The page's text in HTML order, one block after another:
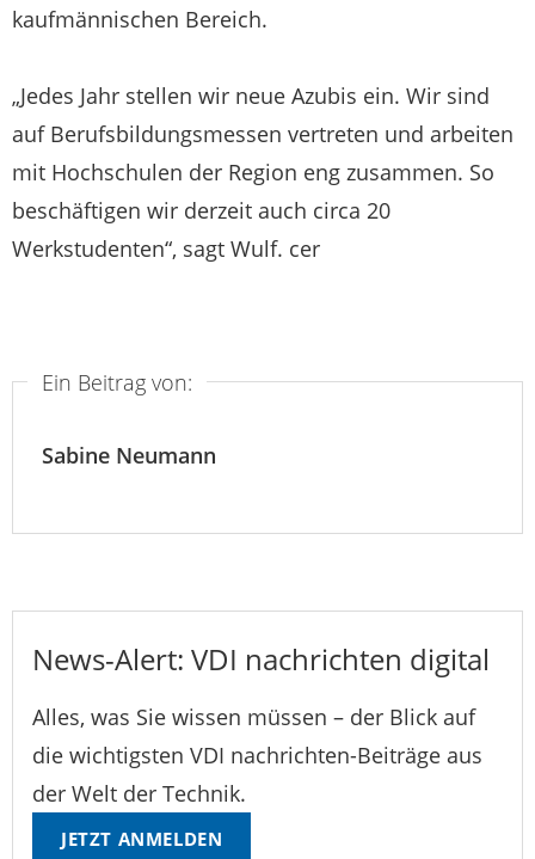
kaufmännischen Bereich.
„Jedes Jahr stellen wir neue Azubis ein. Wir sind
auf Berufsbildungsmessen vertreten und arbeiten
mit Hochschulen der Region eng zusammen. So
beschäftigen wir derzeit auch circa 20
Werkstudenten“, sagt Wulf. cer
Ein Beitrag von:
Sabine Neumann
News-Alert: VDI nachrichten digital
Alles, was Sie wissen müssen – der Blick auf
die wichtigsten VDI nachrichten-Beiträge aus
der Welt der Technik.
JETZT ANMELDEN